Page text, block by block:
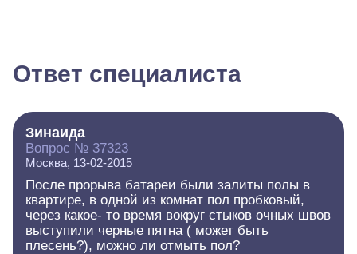
Ответ специалиста
Зинаида
Вопрос № 37323
Москва, 13-02-2015
После прорыва батареи были залиты полы в
квартире, в одной из комнат пол пробковый,
через какое- то время вокруг стыков очных швов
выступили черные пятна ( может быть
плесень?), можно ли отмыть пол?